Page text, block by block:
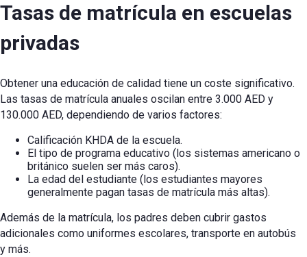
Tasas de matrícula en escuelas
privadas
Obtener una educación de calidad tiene un coste significativo.
Las tasas de matrícula anuales oscilan entre 3.000 AED y
130.000 AED, dependiendo de varios factores:
Calificación KHDA de la escuela.
El tipo de programa educativo (los sistemas americano o
británico suelen ser más caros).
La edad del estudiante (los estudiantes mayores
generalmente pagan tasas de matrícula más altas).
Además de la matrícula, los padres deben cubrir gastos
adicionales como uniformes escolares, transporte en autobús
y más.